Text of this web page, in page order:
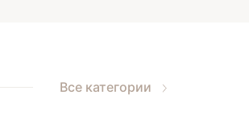
Все категории